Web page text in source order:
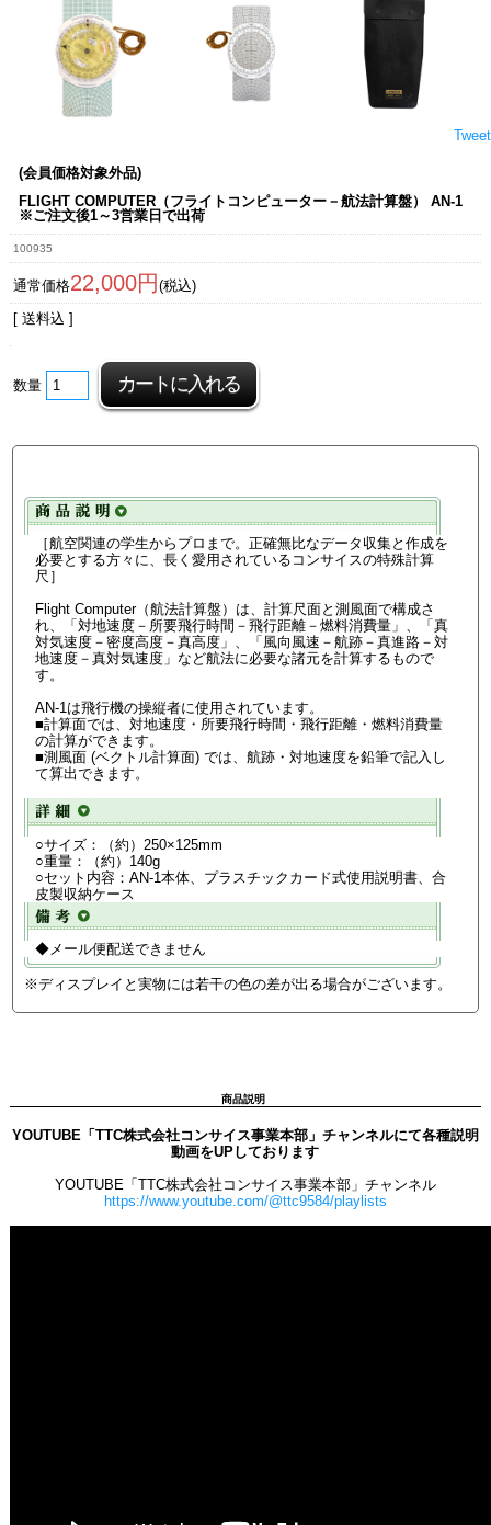
Tweet
(会員価格対象外品)
FLIGHT COMPUTER（フライトコンピューター－航法計算盤） AN-1
※ご注文後1～3営業日で出荷
100935
通常価格22,000円 (税込)
[ 送料込 ]
数量
［航空関連の学生からプロまで。正確無比なデータ収集と作成を
必要とする方々に、長く愛用されているコンサイスの特殊計算
尺］
Flight Computer（航法計算盤）は、計算尺面と測風面で構成さ
れ、「対地速度－所要飛行時間－飛行距離－燃料消費量」、「真
対気速度－密度高度－真高度」、「風向風速－航跡－真進路－対
地速度－真対気速度」など航法に必要な諸元を計算するもので
す。
AN-1は飛行機の操縦者に使用されています。
■計算面では、対地速度・所要飛行時間・飛行距離・燃料消費量
の計算ができます。
■測風面 (ベクトル計算面) では、航跡・対地速度を鉛筆で記入し
て算出できます。
○サイズ：（約）250×125mm
○重量：（約）140g
○セット内容：AN-1本体、プラスチックカード式使用説明書、合
皮製収納ケース
◆メール便配送できません
※ディスプレイと実物には若干の色の差が出る場合がございます。
商品説明
YOUTUBE「TTC株式会社コンサイス事業本部」チャンネルにて各種説明
動画をUPしております
YOUTUBE「TTC株式会社コンサイス事業本部」チャンネル
https://www.youtube.com/@ttc9584/playlists